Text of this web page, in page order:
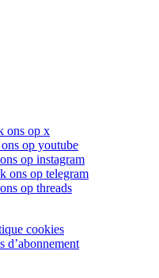
ons op x
op youtube
op instagram
ons op telegram
op threads
cookies
d’abonnement